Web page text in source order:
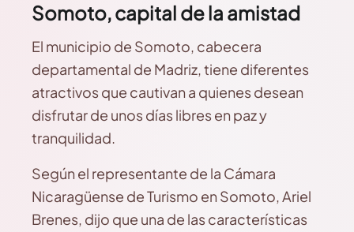
Somoto, capital de la amistad
El municipio de Somoto, cabecera
departamental de Madriz, tiene diferentes
atractivos que cautivan a quienes desean
disfrutar de unos días libres en paz y
tranquilidad.
Según el representante de la Cámara
Nicaragüense de Turismo en Somoto, Ariel
Brenes, dijo que una de las características